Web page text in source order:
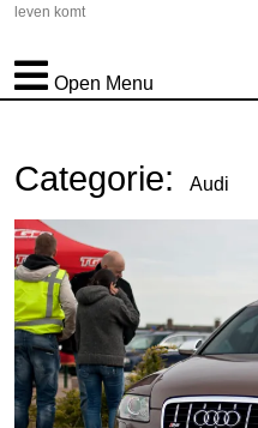
leven komt
Open Menu
Categorie: Audi